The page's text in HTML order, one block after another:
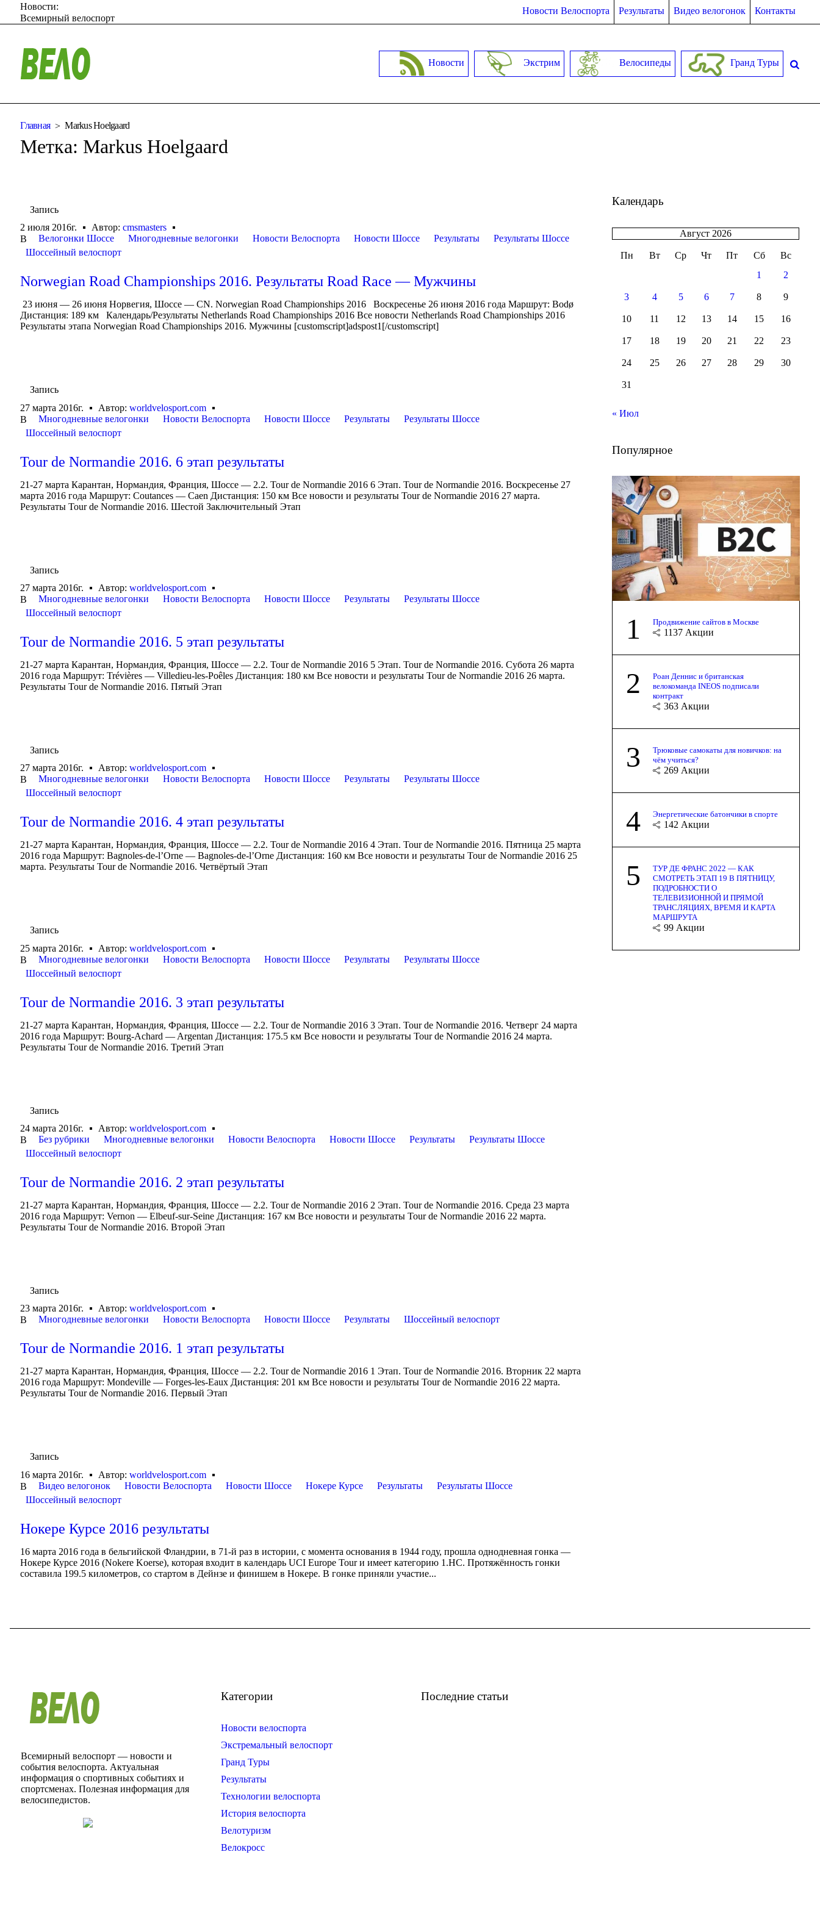
Новости Велоспорта Результаты Видео велогонок Контакты
Новости:
Всемирный велоспорт
Новости Экстрим Велосипеды Гранд Туры
Главная Markus Hoelgaard
Метка: Markus Hoelgaard
Запись
2 июля 2016г.
Автор:cmsmasters
В
Велогонки Шоссе Многодневные велогонки Новости Велоспорта Новости Шоссе Результаты
Результаты Шоссе
Шоссейный велоспорт
Norwegian Road Championships 2016. Результаты Road Race — Мужчины
23 июня — 26 июня Норвегия, Шоссе — CN. Norwegian Road Championships 2016 Воскресенье 26 июня 2016 года Маршрут: Bodø
Дистанция: 189 км Календарь/Результаты Netherlands Road Championships 2016 Все новости Netherlands Road Championships 2016
Результаты этапа Norwegian Road Championships 2016. Мужчины [customscript]adspost1[/customscript]
Запись
27 марта 2016г.
Автор:worldvelosport.com
В
Многодневные велогонки Новости Велоспорта Новости Шоссе Результаты
Результаты Шоссе
Шоссейный велоспорт
Tour de Normandie 2016. 6 этап результаты
21-27 марта Карантан, Нормандия, Франция, Шоссе — 2.2. Tour de Normandie 2016 6 Этап. Tour de Normandie 2016. Воскресенье 27
марта 2016 года Маршрут: Coutances — Caen Дистанция: 150 км Все новости и результаты Tour de Normandie 2016 27 марта.
Результаты Tour de Normandie 2016. Шестой Заключительный Этап
Запись
27 марта 2016г.
Автор:worldvelosport.com
В
Многодневные велогонки Новости Велоспорта Новости Шоссе Результаты
Результаты Шоссе
Шоссейный велоспорт
Tour de Normandie 2016. 5 этап результаты
21-27 марта Карантан, Нормандия, Франция, Шоссе — 2.2. Tour de Normandie 2016 5 Этап. Tour de Normandie 2016. Субота 26 марта
2016 года Маршрут: Trévières — Villedieu-les-Poêles Дистанция: 180 км Все новости и результаты Tour de Normandie 2016 26 марта.
Результаты Tour de Normandie 2016. Пятый Этап
Запись
27 марта 2016г.
Автор:worldvelosport.com
В
Многодневные велогонки Новости Велоспорта Новости Шоссе Результаты
Результаты Шоссе
Шоссейный велоспорт
Tour de Normandie 2016. 4 этап результаты
21-27 марта Карантан, Нормандия, Франция, Шоссе — 2.2. Tour de Normandie 2016 4 Этап. Tour de Normandie 2016. Пятница 25 марта
2016 года Маршрут: Bagnoles-de-l’Orne — Bagnoles-de-l’Orne Дистанция: 160 км Все новости и результаты Tour de Normandie 2016 25
марта. Результаты Tour de Normandie 2016. Четвёртый Этап
Запись
25 марта 2016г.
Автор:worldvelosport.com
В
Многодневные велогонки Новости Велоспорта Новости Шоссе Результаты
Результаты Шоссе
Шоссейный велоспорт
Tour de Normandie 2016. 3 этап результаты
21-27 марта Карантан, Нормандия, Франция, Шоссе — 2.2. Tour de Normandie 2016 3 Этап. Tour de Normandie 2016. Четверг 24 марта
2016 года Маршрут: Bourg-Achard — Argentan Дистанция: 175.5 км Все новости и результаты Tour de Normandie 2016 24 марта.
Результаты Tour de Normandie 2016. Третий Этап
Запись
24 марта 2016г.
Автор:worldvelosport.com
В
Без рубрики Многодневные велогонки Новости Велоспорта Новости Шоссе Результаты
Результаты Шоссе
Шоссейный велоспорт
Tour de Normandie 2016. 2 этап результаты
21-27 марта Карантан, Нормандия, Франция, Шоссе — 2.2. Tour de Normandie 2016 2 Этап. Tour de Normandie 2016. Среда 23 марта
2016 года Маршрут: Vernon — Elbeuf-sur-Seine Дистанция: 167 км Все новости и результаты Tour de Normandie 2016 22 марта.
Результаты Tour de Normandie 2016. Второй Этап
Запись
23 марта 2016г.
Автор:worldvelosport.com
В
Многодневные велогонки Новости Велоспорта Новости Шоссе Результаты Шоссейный велоспорт
Tour de Normandie 2016. 1 этап результаты
21-27 марта Карантан, Нормандия, Франция, Шоссе — 2.2. Tour de Normandie 2016 1 Этап. Tour de Normandie 2016. Вторник 22 марта
2016 года Маршрут: Mondeville — Forges-les-Eaux Дистанция: 201 км Все новости и результаты Tour de Normandie 2016 22 марта.
Результаты Tour de Normandie 2016. Первый Этап
Запись
16 марта 2016г.
Автор:worldvelosport.com
В
Видео велогонок Новости Велоспорта Новости Шоссе Нокере Курсе Результаты
Результаты Шоссе
Шоссейный велоспорт
Нокере Курсе 2016 результаты
16 марта 2016 года в бельгийской Фландрии, в 71-й раз в истории, с момента основания в 1944 году, прошла однодневная гонка —
Нокере Курсе 2016 (Nokere Koerse), которая входит в календарь UCI Europe Tour и имеет категорию 1.НС. Протяжённость гонки
составила 199.5 километров, со стартом в Дейнзе и финишем в Нокере. В гонке приняли участие...
Календарь
Август 2026
Пн Вт Ср Чт Пт Сб
Вс
1
2
3 4 5 6 7 8 9
10 11 12 13 14 15 16
17 18 19 20 21 22 23
24 25 26 27 28 29 30
31
« Июл
Популярное
1 Продвижение сайтов в Москве
1137 Акции
2
Роан Деннис и британская
велокоманда INEOS подписали
контракт
363 Акции
3
Трюковые самокаты для новичков: на
чём учиться?
269 Акции
4 Энергетические батончики в спорте
142 Акции
5
ТУР ДЕ ФРАНС 2022 — КАК
СМОТРЕТЬ ЭТАП 19 В ПЯТНИЦУ,
ПОДРОБНОСТИ О
ТЕЛЕВИЗИОННОЙ И ПРЯМОЙ
ТРАНСЛЯЦИЯХ, ВРЕМЯ И КАРТА
МАРШРУТА
99 Акции
Всемирный велоспорт — новости и
события велоспорта. Актуальная
информация о спортивных событиях и
спортсменах. Полезная информация для
велосипедистов.
Категории
Новости велоспорта
Экстремальный велоспорт
Гранд Туры
Результаты
Технологии велоспорта
История велоспорта
Велотуризм
Велокросс
Последние статьи